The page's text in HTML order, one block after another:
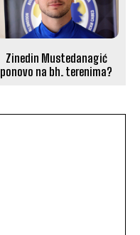
Zinedin Mustedanagić
ponovo na bh. terenima?